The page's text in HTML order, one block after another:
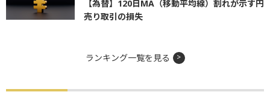
【為替】120日MA（移動平均線）割れが示す円
売り取引の損失
ランキング一覧を見る